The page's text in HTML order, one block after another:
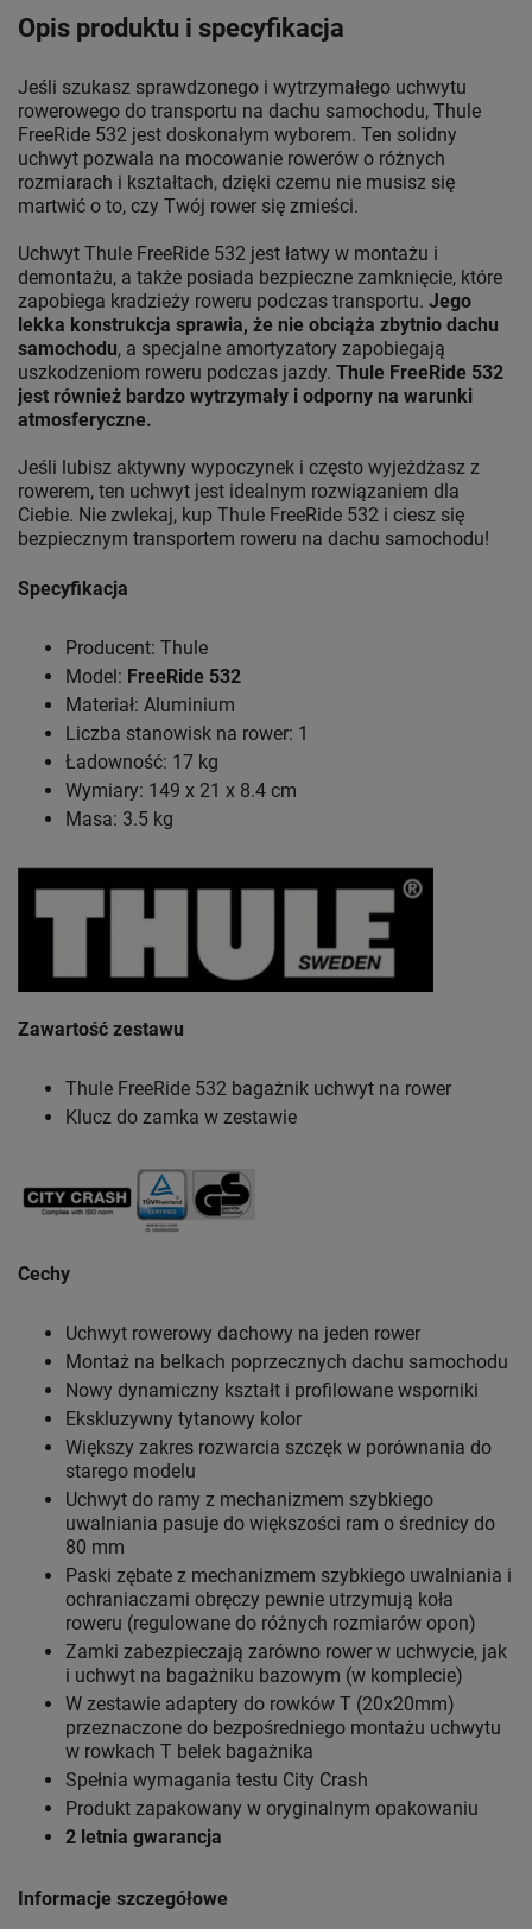
Opis produktu i specyfikacja
Jeśli szukasz sprawdzonego i wytrzymałego uchwytu
rowerowego do transportu na dachu samochodu, Thule
FreeRide 532 jest doskonałym wyborem. Ten solidny
uchwyt pozwala na mocowanie rowerów o różnych
rozmiarach i kształtach, dzięki czemu nie musisz się
martwić o to, czy Twój rower się zmieści.
Uchwyt Thule FreeRide 532 jest łatwy w montażu i
demontażu, a także posiada bezpieczne zamknięcie, które
zapobiega kradzieży roweru podczas transportu. Jego
lekka konstrukcja sprawia, że nie obciąża zbytnio dachu
samochodu, a specjalne amortyzatory zapobiegają
uszkodzeniom roweru podczas jazdy. Thule FreeRide 532
jest również bardzo wytrzymały i odporny na warunki
atmosferyczne.
Jeśli lubisz aktywny wypoczynek i często wyjeżdżasz z
rowerem, ten uchwyt jest idealnym rozwiązaniem dla
Ciebie. Nie zwlekaj, kup Thule FreeRide 532 i ciesz się
bezpiecznym transportem roweru na dachu samochodu!
Specyfikacja
Producent: Thule
Model: FreeRide 532
Materiał: Aluminium
Liczba stanowisk na rower: 1
Ładowność: 17 kg
Wymiary: 149 x 21 x 8.4 cm
Masa: 3.5 kg
Zawartość zestawu
Thule FreeRide 532 bagażnik uchwyt na rower
Klucz do zamka w zestawie
Cechy
Uchwyt rowerowy dachowy na jeden rower
Montaż na belkach poprzecznych dachu samochodu
Nowy dynamiczny kształt i profilowane wsporniki
Ekskluzywny tytanowy kolor
Większy zakres rozwarcia szczęk w porównania do
starego modelu
Uchwyt do ramy z mechanizmem szybkiego
uwalniania pasuje do większości ram o średnicy do
80 mm
Paski zębate z mechanizmem szybkiego uwalniania i
ochraniaczami obręczy pewnie utrzymują koła
roweru (regulowane do różnych rozmiarów opon)
Zamki zabezpieczają zarówno rower w uchwycie, jak
i uchwyt na bagażniku bazowym (w komplecie)
W zestawie adaptery do rowków T (20x20mm)
przeznaczone do bezpośredniego montażu uchwytu
w rowkach T belek bagażnika
Spełnia wymagania testu City Crash
Produkt zapakowany w oryginalnym opakowaniu
2 letnia gwarancja
Informacje szczegółowe